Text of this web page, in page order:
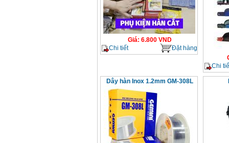
Giá: 6.800VND
Chi tiết
Đặt hàng
Chi
Dây hàn Inox 1.2mm GM-308L